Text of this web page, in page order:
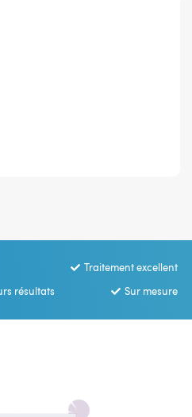
Traitement excellent
résultats
Sur mesure